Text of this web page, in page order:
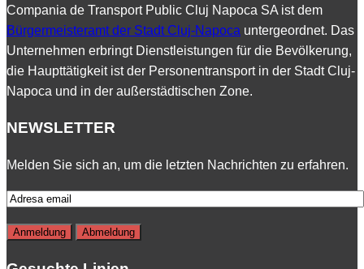
Compania de Transport Public Cluj Napoca SA ist dem
Bürgermeisteramt der Stadt Cluj-Napoca untergeordnet. Das
Unternehmen erbringt Dienstleistungen für die Bevölkerung,
die Haupttätigkeit ist der Personentransport in der Stadt Cluj-
Napoca und in der außerstädtischen Zone.
NEWSLETTER
Melden Sie sich an, um die letzten Nachrichten zu erfahren.